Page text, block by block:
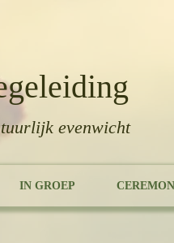
evenwicht
IN GROEP